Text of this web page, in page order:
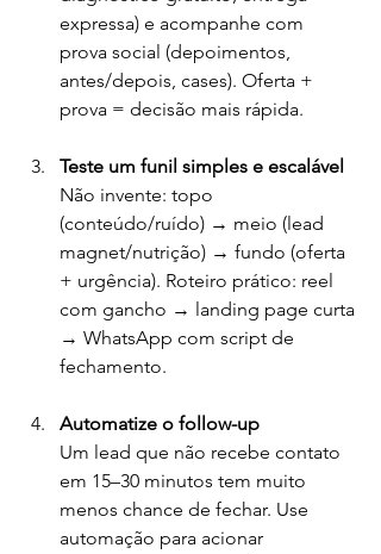
expressa) e acompanhe com
prova social (depoimentos,
antes/depois, cases). Oferta +
prova = decisão mais rápida.
Teste um funil simples e escalável
Não invente: topo
(conteúdo/ruído) → meio (lead
magnet/nutrição) → fundo (oferta
+ urgência). Roteiro prático: reel
com gancho → landing page curta
→ WhatsApp com script de
fechamento.
Automatize o follow-up
Um lead que não recebe contato
em 15–30 minutos tem muito
menos chance de fechar. Use
automação para acionar